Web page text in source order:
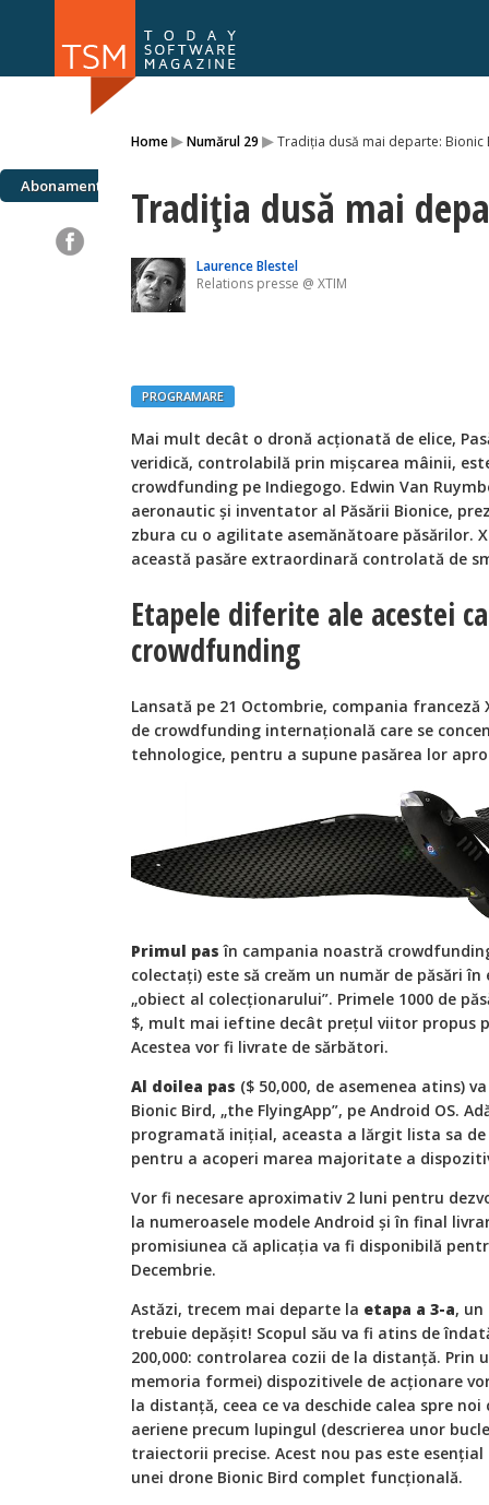
Home▸Numărul 29 ▸Tradiția dusă mai departe: Bionic
Abonamente Tradiția dusă mai
Laurence Blestel
Relations presse @ XTIM
PROGRAMARE
Mai mult decât o dronă acţionată de elice,
veridică, controlabilă prin mişcarea mâinii,
crowdfunding pe Indiegogo. Edwin Van
aeronautic şi inventator al Păsării Bionice,
zbura cu o agilitate asemănătoare păsărilor.
această pasăre extraordinară controlată de
Etapele diferite ale acestei
crowdfunding
Lansată pe 21 Octombrie, compania
de crowdfunding internaţională care se
tehnologice, pentru a supune pasărea lor
Primul pas în campania noastră
colectaţi) este să creăm un număr de păsări
„obiect al colecţionarului”. Primele 1000 de
$, mult mai ieftine decât preţul viitor propus
Acestea vor fi livrate de sărbători.
Al doilea pas ($ 50,000, de asemenea atins)
Bionic Bird, „the FlyingApp”, pe Android OS.
programată iniţial, aceasta a lărgit lista sa
pentru a acoperi marea majoritate a
Vor fi necesare aproximativ 2 luni pentru
la numeroasele modele Android şi în final
promisiunea că aplicaţia va fi disponibilă
Decembrie.
Astăzi, trecem mai departe la etapa a 3-a, un
trebuie depăşit! Scopul său va fi atins de
200,000: controlarea cozii de la distanţă.
memoria formei) dispozitivele de acţionare
la distanţă, ceea ce va deschide calea spre
aeriene precum lupingul (descrierea unor
traiectorii precise. Acest nou pas este
unei drone Bionic Bird complet funcţională.